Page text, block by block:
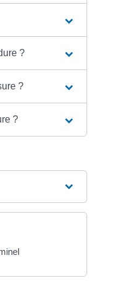
?
?
?